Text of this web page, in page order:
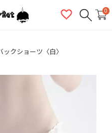
0
クショーツ〈白〉